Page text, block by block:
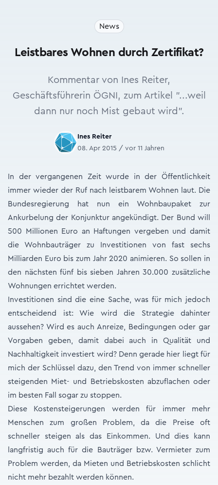
News
Leistbares Wohnen durch Zertifikat?
Kommentar von Ines Reiter,
Geschäftsführerin ÖGNI, zum Artikel "...weil
dann nur noch Mist gebaut wird".
Ines Reiter
08. Apr 2015 / vor 11 Jahren
In der vergangenen Zeit wurde in der Öffentlichkeit
immer wieder der Ruf nach leistbarem Wohnen laut. Die
Bundesregierung hat nun ein Wohnbaupaket zur
Ankurbelung der Konjunktur angekündigt. Der Bund will
500 Millionen Euro an Haftungen vergeben und damit
die Wohnbauträger zu Investitionen von fast sechs
Milliarden Euro bis zum Jahr 2020 animieren. So sollen in
den nächsten fünf bis sieben Jahren 30.000 zusätzliche
Wohnungen errichtet werden.
Investitionen sind die eine Sache, was für mich jedoch
entscheidend ist: Wie wird die Strategie dahinter
aussehen? Wird es auch Anreize, Bedingungen oder gar
Vorgaben geben, damit dabei auch in Qualität und
Nachhaltigkeit investiert wird? Denn gerade hier liegt für
mich der Schlüssel dazu, den Trend von immer schneller
steigenden Miet- und Betriebskosten abzuflachen oder
im besten Fall sogar zu stoppen.
Diese Kostensteigerungen werden für immer mehr
Menschen zum großen Problem, da die Preise oft
schneller steigen als das Einkommen. Und dies kann
langfristig auch für die Bauträger bzw. Vermieter zum
Problem werden, da Mieten und Betriebskosten schlicht
nicht mehr bezahlt werden können.